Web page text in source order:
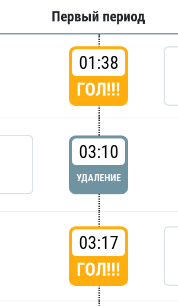
Первый период
01:38
ГОЛ!!!
03:10
УДАЛЕНИЕ
03:17
ГОЛ!!!